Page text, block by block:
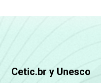
mil
Cetic.br y Unesco